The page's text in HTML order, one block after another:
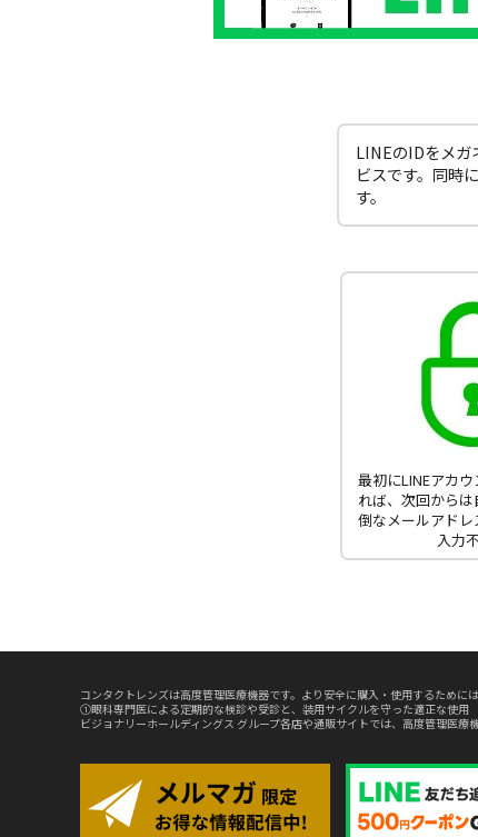
LINEのIDをメガ
ビスです。同時
す。
最初にLINEアカ
れば、次回から
倒なメールアド
入力
コンタクトレンズは高度管理医療機器です。より安全に購入・使用するために
①眼科専門医による定期的な検診や受診と、装用サイクルを守った適正な使
ビジョナリーホールディングス グループ各店や通販サイトでは、高度管理医